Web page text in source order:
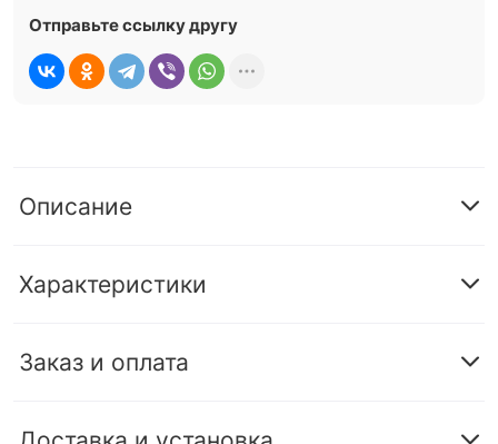
Отправьте ссылку другу
Описание
Характеристики
Заказ и оплата